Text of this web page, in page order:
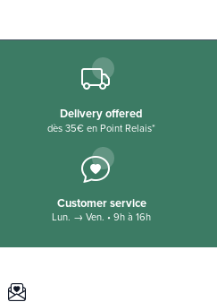
Delivery offered
dès 35€ en Point Relais*
Customer service
Lun. → Ven. • 9h à 16h